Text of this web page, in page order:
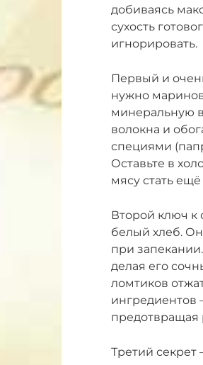
добиваясь
сухость
игнорировать.
Первый и
нужно
минеральную
волокна и
специями
Оставьте в
мясу стать
Второй ключ к
белый хлеб.
при
делая его
ломтиков
ингредиентов
предотвращая
Третий секрет